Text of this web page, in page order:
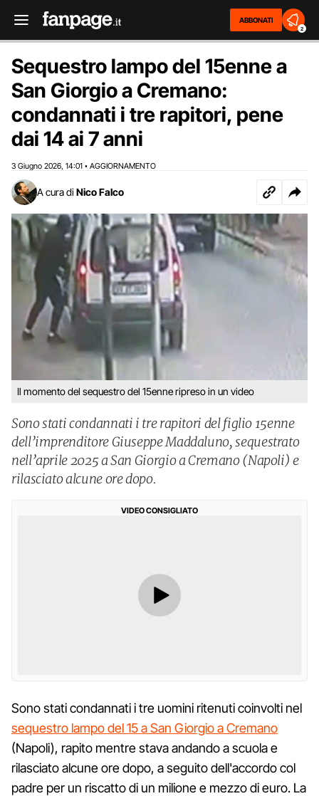
ABBONATI
2
Sequestro lampo del 15enne a
San Giorgio a Cremano:
condannati i tre rapitori, pene
dai 14 ai 7 anni
3 Giugno 2026 14:01 • AGGIORNAMENTO
A cura di Nico Falco
Il momento del sequestro del 15enne ripreso in un video
Sono stati condannati i tre rapitori del figlio 15enne
dell’imprenditore Giuseppe Maddaluno, sequestrato
nell’aprile 2025 a San Giorgio a Cremano (Napoli) e
rilasciato alcune ore dopo.
VIDEO CONSIGLIATO
Sono stati condannati i tre uomini ritenuti coinvolti nel
sequestro lampo del 15 a San Giorgio a Cremano
(Napoli), rapito mentre stava andando a scuola e
rilasciato alcune ore dopo, a seguito dell'accordo col
padre per un riscatto di un milione e mezzo di euro. La